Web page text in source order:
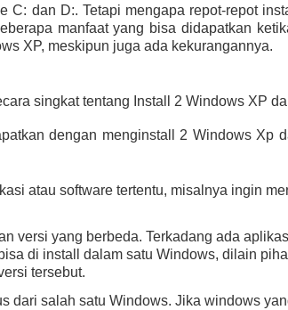
C: dan D:. Tetapi mengapa repot-repot
manfaat yang bisa didapatkan
XP, meskipun juga ada kekurangannya.
singkat tentang Install 2 Windows XP
dengan menginstall 2 Windows Xp
atau software tertentu, misalnya ingin
versi yang berbeda. Terkadang ada
di install dalam satu Windows, dilain
tersebut.
dari salah satu Windows. Jika windows